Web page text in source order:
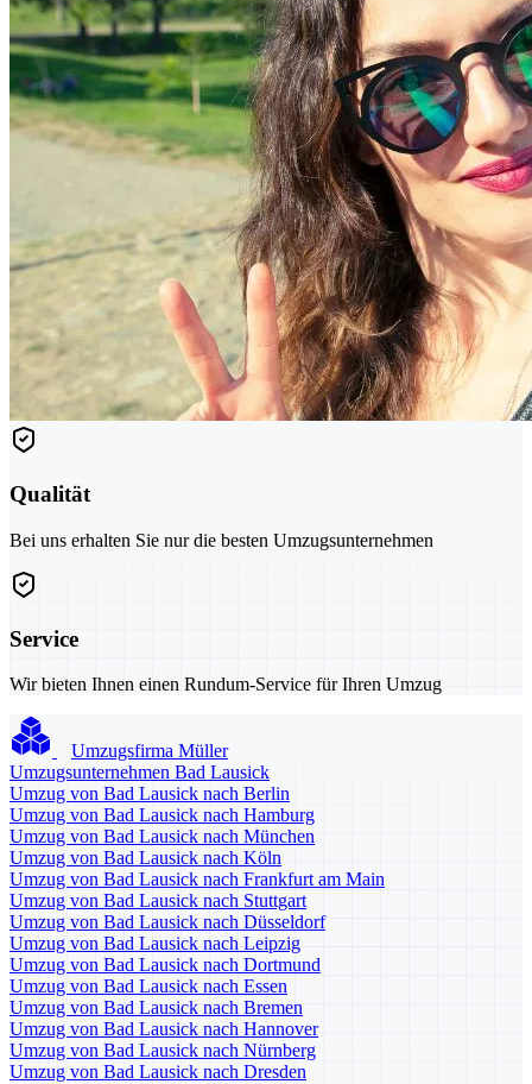
Qualität
Bei uns erhalten Sie nur die besten Umzugsunternehmen
Service
Wir bieten Ihnen einen Rundum-Service für Ihren Umzug
Umzugsfirma Müller
Umzugsunternehmen Bad Lausick
Umzug von Bad Lausick nach Berlin
Umzug von Bad Lausick nach Hamburg
Umzug von Bad Lausick nach München
Umzug von Bad Lausick nach Köln
Umzug von Bad Lausick nach Frankfurt am Main
Umzug von Bad Lausick nach Stuttgart
Umzug von Bad Lausick nach Düsseldorf
Umzug von Bad Lausick nach Leipzig
Umzug von Bad Lausick nach Dortmund
Umzug von Bad Lausick nach Essen
Umzug von Bad Lausick nach Bremen
Umzug von Bad Lausick nach Hannover
Umzug von Bad Lausick nach Nürnberg
Umzug von Bad Lausick nach Dresden